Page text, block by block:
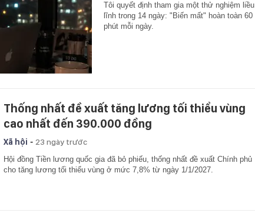
Tôi quyết định tham gia một thử nghiệm liều
lĩnh trong 14 ngày: "Biến mất" hoàn toàn 60
phút mỗi ngày.
Thống nhất đề xuất tăng lương tối thiểu vùng
cao nhất đến 390.000 đồng
Xã hội - 23 ngày trước
Hội đồng Tiền lương quốc gia đã bỏ phiếu, thống nhất đề xuất Chính phủ
cho tăng lương tối thiểu vùng ở mức 7,8% từ ngày 1/1/2027.